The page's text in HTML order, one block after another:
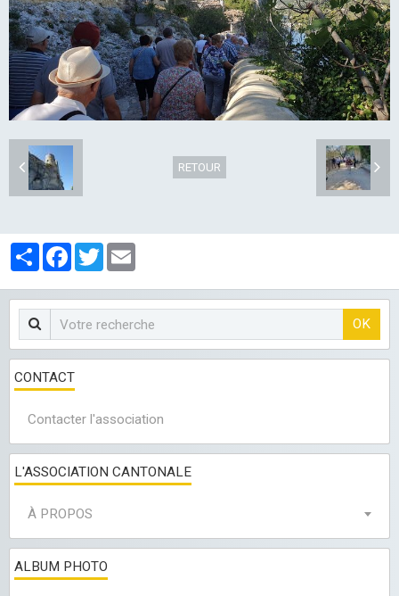
LES CLUBS
RETOUR
PartagerFacebook
Twitter
OK
CONTACT
Contacter l'association
L'ASSOCIATION CANTONALE
À PROPOS
ALBUM PHOTO